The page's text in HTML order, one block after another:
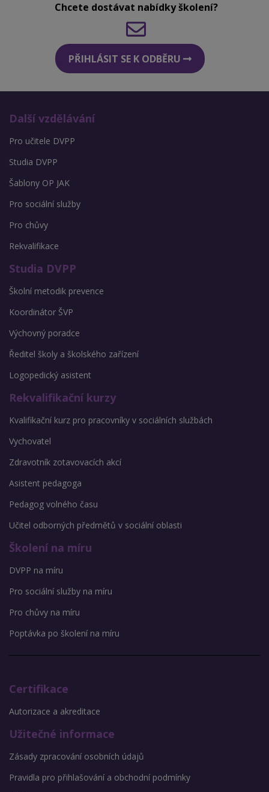
Chcete dostávat nabídky školení?
PŘIHLÁSIT SE K ODBĚRU
Další vzdělávání
Pro učitele DVPP
Studia DVPP
Šablony OP JAK
Pro sociální služby
Pro chůvy
Rekvalifikace
Studia DVPP
Školní metodik prevence
Koordinátor ŠVP
Výchovný poradce
Ředitel školy a školského zařízení
Logopedický asistent
Rekvalifikační kurzy
Kvalifikační kurz pro pracovníky v sociálních službách
Vychovatel
Zdravotník zotavovacích akcí
Asistent pedagoga
Pedagog volného času
Učitel odborných předmětů v sociální oblasti
Školení na míru
DVPP na míru
Pro sociální služby na míru
Pro chůvy na míru
Poptávka po školení na míru
Certifikace
Autorizace a akreditace
Užitečné informace
Zásady zpracování osobních údajů
Pravidla pro přihlašování a obchodní podmínky